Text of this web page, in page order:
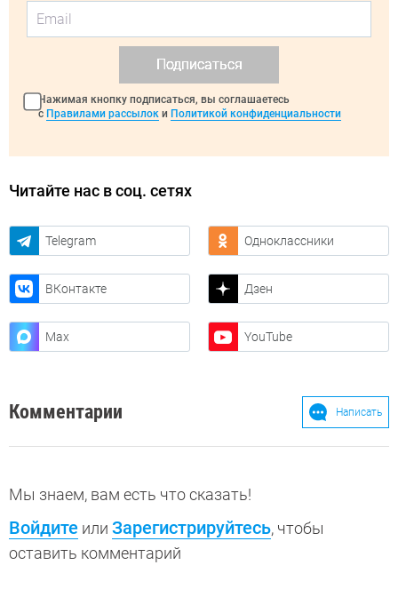
Подписаться
Нажимая кнопку подписаться, вы соглашаетесь
с Правилами рассылок и Политикой конфиденциальности
Читайте нас в соц. сетях
Telegram Одноклассники
ВКонтакте Дзен
Max YouTube
Комментарии Написать
Мы знаем, вам есть что сказать!
Войдите или Зарегистрируйтесь, чтобы
оставить комментарий